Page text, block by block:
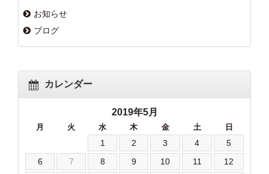
お知らせ
ブログ
カレンダー
2019年5月
月 火 水 木 金 土 日
1 2 3 4
5
6
7 8 9 10 11
12